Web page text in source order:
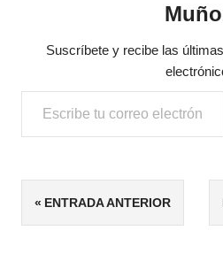
Suscríbete y recibe las
Escribe tu correo electrónico…
ETIQUETAS
5/5
Navegación
ENTRADA ANTERIOR